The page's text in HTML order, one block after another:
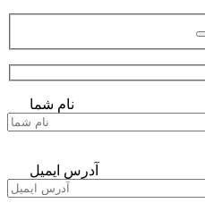
نام شما
آدرس ایمیل